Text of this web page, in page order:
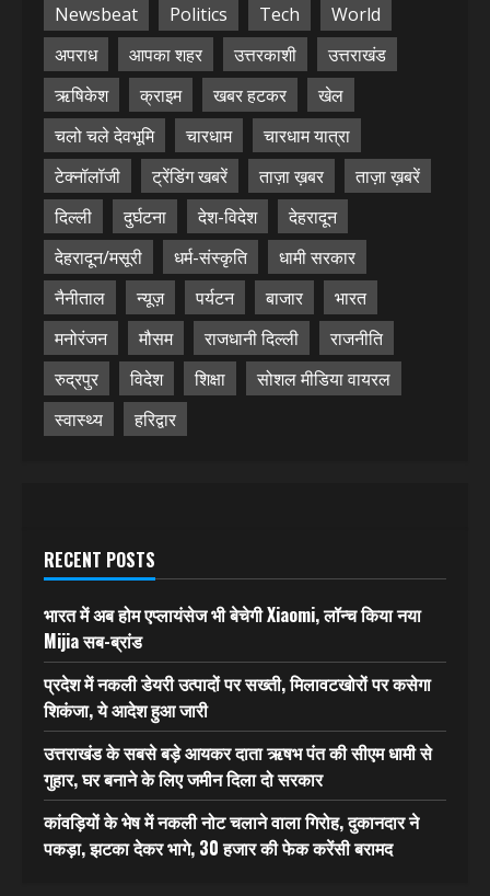
Newsbeat
Politics Tech
World
अपराध
आपका शहर उत्तरकाशी
उत्तराखंड
ऋषिकेश
क्राइम खबर हटकर
खेल
चलो चले देवभूमि
चारधाम
चारधाम यात्रा
टेक्नॉलॉजी
ट्रेंडिंग खबरें ताज़ा ख़बर
ताज़ा ख़बरें
दिल्ली
दुर्घटना देश-विदेश
देहरादून
देहरादून/मसूरी
धर्म-संस्कृति
धामी सरकार
नैनीताल
न्यूज़ पर्यटन बाजार
भारत
मनोरंजन
मौसम राजधानी दिल्ली
राजनीति
रुद्रपुर
विदेश शिक्षा
सोशल मीडिया वायरल
स्वास्थ्य
हरिद्वार
RECENT POSTS
भारत में अब होम एप्लायंसेज भी बेचेगी Xiaomi, लॉन्च किया नया
Mijia सब-ब्रांड
प्रदेश में नकली डेयरी उत्पादों पर सख्ती, मिलावटखोरों पर कसेगा
शिकंजा, ये आदेश हुआ जारी
उत्तराखंड के सबसे बड़े आयकर दाता ऋषभ पंत की सीएम धामी से
गुहार, घर बनाने के लिए जमीन दिला दो सरकार
कांवड़ियों के भेष में नकली नोट चलाने वाला गिरोह, दुकानदार ने
पकड़ा, झटका देकर भागे, 30 हजार की फेक करेंसी बरामद